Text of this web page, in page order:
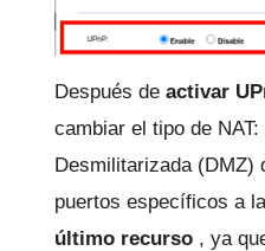
Después de activar
cambiar el tipo de
Desmilitarizada (DMZ)
puertos específicos a
último recurso , ya